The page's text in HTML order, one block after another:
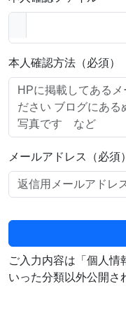
本人確認方法（必須）
メールアドレス（必須）
ご入力内容は「個人情
いった分類以外公開さ